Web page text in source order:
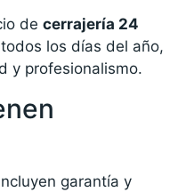
de cerrajería 24
los días del año,
y profesionalismo.
garantía y